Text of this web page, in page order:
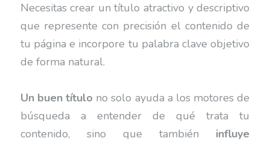
Necesitas crear un título atractivo y descriptivo
que represente con precisión el contenido de
tu página e incorpore tu palabra clave objetivo
de forma natural.
Un buen título no solo ayuda a los motores de
búsqueda a entender de qué trata tu
contenido, sino que también influye